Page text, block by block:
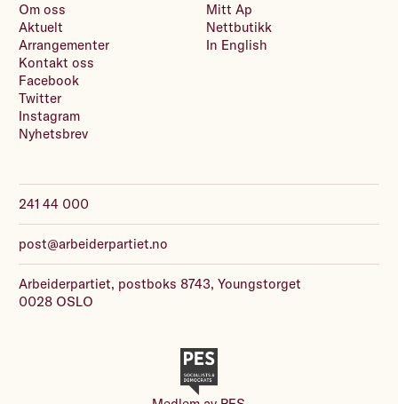
Om oss
Aktuelt
Arrangementer
Kontakt oss
Mitt Ap
Nettbutikk
In English
241 44 000
post@arbeiderpartiet.no
Arbeiderpartiet, postboks 8743, Youngstorget
0028 OSLO
Facebook
Twitter
Instagram
Nyhetsbrev